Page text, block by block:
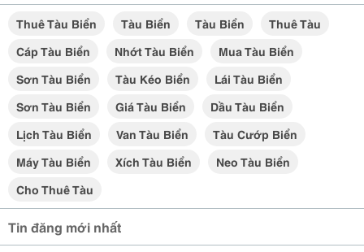
Thuê Tàu Biển Tàu Biển Tàu Biển
Thuê Tàu
Cáp Tàu Biển
Nhớt Tàu Biển
Mua Tàu Biển
Sơn Tàu Biển
Tàu Kéo Biển
Lái Tàu Biển
Sơn Tàu Biển
Giá Tàu Biển
Dầu Tàu Biển
Lịch Tàu Biển
Van Tàu Biển
Tàu Cướp Biển
Máy Tàu Biển
Xích Tàu Biển
Neo Tàu Biển
Cho Thuê Tàu
Tin đăng mới nhất